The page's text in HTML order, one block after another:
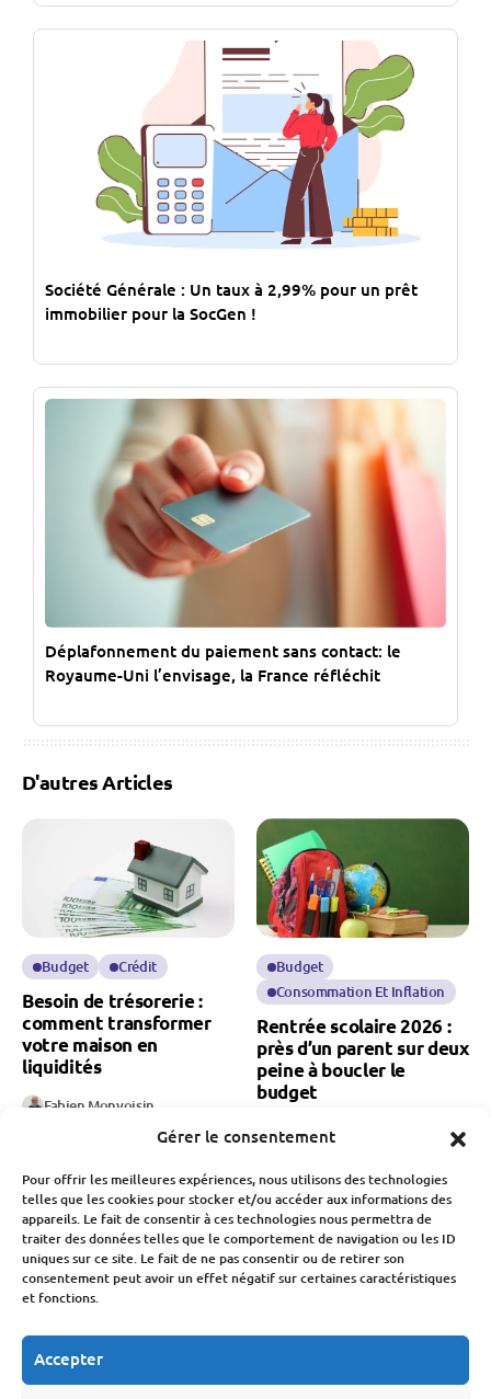
Gérer le consentement
Pour offrir les meilleures expériences, nous utilisons des technologies
telles que les cookies pour stocker et/ou accéder aux informations des
appareils. Le fait de consentir à ces technologies nous permettra de
traiter des données telles que le comportement de navigation ou les ID
uniques sur ce site. Le fait de ne pas consentir ou de retirer son
consentement peut avoir un effet négatif sur certaines caractéristiques
et fonctions.
Accepter
Société Générale : Un taux à 2,99% pour un prêt
immobilier pour la SocGen !
Déplafonnement du paiement sans contact: le
Royaume-Uni l’envisage, la France réfléchit
D'autres Articles
Budget Crédit
Besoin de trésorerie :
comment transformer
votre maison en
liquidités
Fabien Monvoisin
Budget
Consommation Et Inflation
Rentrée scolaire 2026 :
près d’un parent sur deux
peine à boucler le
budget
Fabien Monvoisin
Société
Présidentielle 2027 : le
chute des naissances qui